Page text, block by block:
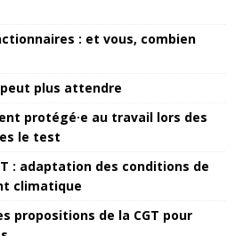
: et vous, combien
plus attendre
protégé·e au travail lors des
le test
: adaptation des conditions de
climatique
propositions de la CGT pour